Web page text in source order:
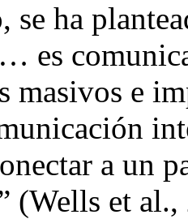
se ha
es
masivos e
a un
(Wells et